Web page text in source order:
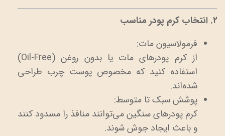
۲. انتخاب کرم پودر مناسب
فرمولاسیون مات:
از کرم پودرهای مات یا بدون روغن (Oil-Free)
استفاده کنید که مخصوص پوست چرب طراحی
شده‌اند.
پوشش سبک تا متوسط:
کرم پودرهای سنگین می‌توانند منافذ را مسدود کنند
و باعث ایجاد جوش شوند.